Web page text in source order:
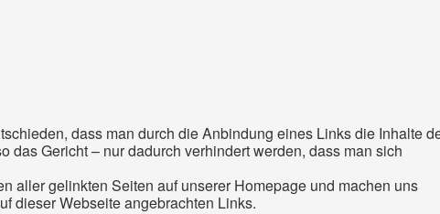
dass man durch die Anbindung eines Links die Inhalte
das Gericht – nurdadurch verhindert werden, dass man sich
aller gelinkten Seiten auf unsererHomepage und machen uns
dieser Webseiteangebrachten Links.